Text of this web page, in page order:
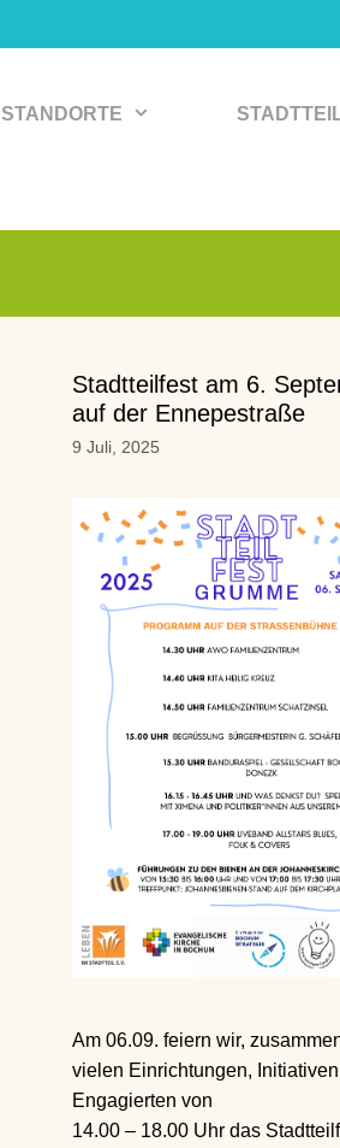
STANDORTE
Stadtteilfest am 6.
auf der Ennepestraße
9 Juli, 2025
Am 06.09. feiern wir,
vielen Einrichtungen,
Engagierten von
14.00 – 18.00 Uhr das